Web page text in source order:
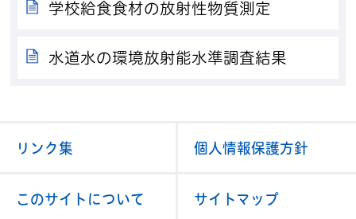
学校給食食材の放射性物質測定
水道水の環境放射能水準調査結果
リンク集 個人情報保護方針
このサイトについて サイトマップ